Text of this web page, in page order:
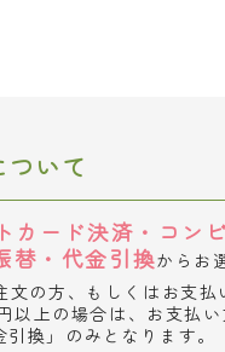
ついて
カード決済・コン
替・代金引換からお
文の方、もしくはお支払
以上の場合は、お支払い
換」のみとなります。